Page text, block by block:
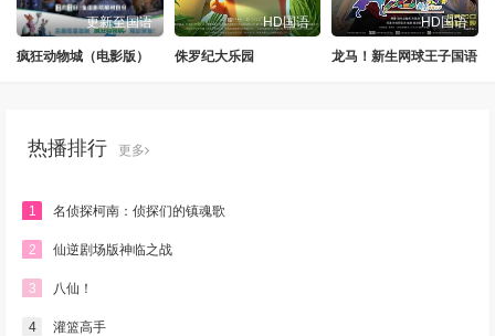
更新至国语
疯狂动物城（电影版）
HD国语
侏罗纪大乐园
HD国语
龙马！新生网球王子国语
热播排行 更多
1 名侦探柯南：侦探们的镇魂歌
2 仙逆剧场版神临之战
3 八仙！
4 灌篮高手